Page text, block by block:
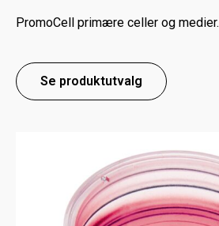
PromoCell primære celler og medier.
Se produktutvalg